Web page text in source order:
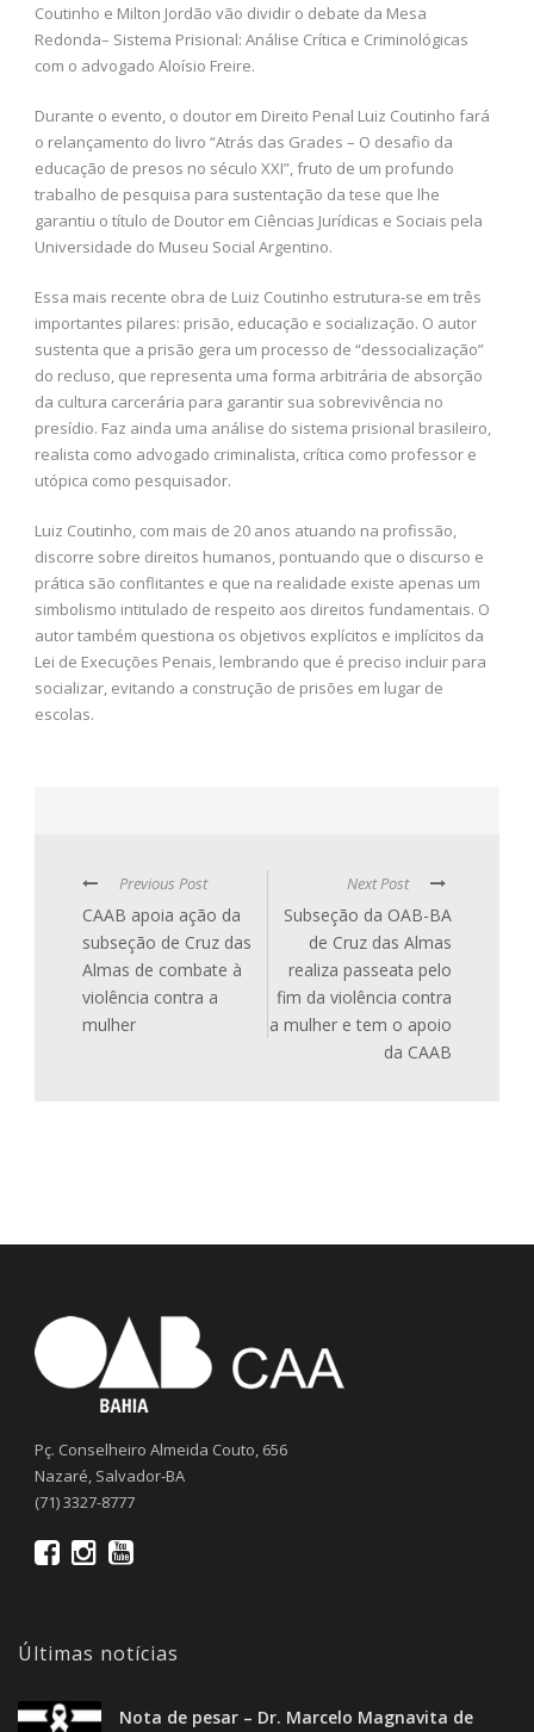
Coutinho e Milton Jordão vão dividir o debate da Mesa
Redonda– Sistema Prisional: Análise Crítica e Criminológicas
com o advogado Aloísio Freire.
Durante o evento, o doutor em Direito Penal Luiz Coutinho fará
o relançamento do livro “Atrás das Grades – O desafio da
educação de presos no século XXI”, fruto de um profundo
trabalho de pesquisa para sustentação da tese que lhe
garantiu o título de Doutor em Ciências Jurídicas e Sociais pela
Universidade do Museu Social Argentino.
Essa mais recente obra de Luiz Coutinho estrutura-se em três
importantes pilares: prisão, educação e socialização. O autor
sustenta que a prisão gera um processo de “dessocialização”
do recluso, que representa uma forma arbitrária de absorção
da cultura carcerária para garantir sua sobrevivência no
presídio. Faz ainda uma análise do sistema prisional brasileiro,
realista como advogado criminalista, crítica como professor e
utópica como pesquisador.
Luiz Coutinho, com mais de 20 anos atuando na profissão,
discorre sobre direitos humanos, pontuando que o discurso e
prática são conflitantes e que na realidade existe apenas um
simbolismo intitulado de respeito aos direitos fundamentais. O
autor também questiona os objetivos explícitos e implícitos da
Lei de Execuções Penais, lembrando que é preciso incluir para
socializar, evitando a construção de prisões em lugar de
escolas.
Previous Post
CAAB apoia ação da
subseção de Cruz das
Almas de combate à
violência contra a
mulher
Next Post
Subseção da OAB-BA
de Cruz das Almas
realiza passeata pelo
fim da violência contra
a mulher e tem o apoio
da CAAB
Pç. Conselheiro Almeida Couto, 656
Nazaré, Salvador-BA
(71) 3327-8777
Últimas notícias
Nota de pesar – Dr. Marcelo Magnavita de